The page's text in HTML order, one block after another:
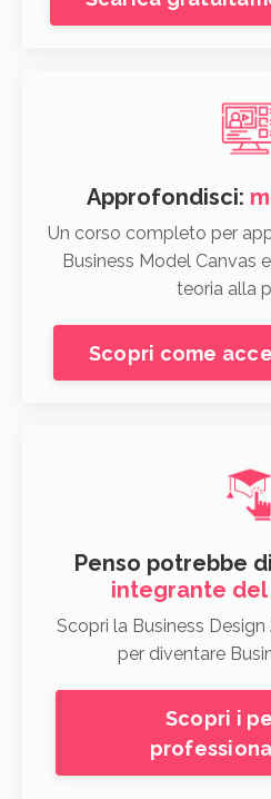
Approfondisci:
Un corso completo per
Business Model Canvas
teoria alla
Scopri come
Penso potrebbe
integrante
Scopri la Business
per diventare
Scopri i